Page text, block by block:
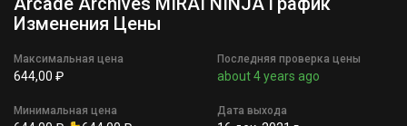
Изменения Цены
Максимальная цена
644,00 ₽
Минимальная цена
Последняя проверка цены
about 4 years ago
Дата выхода